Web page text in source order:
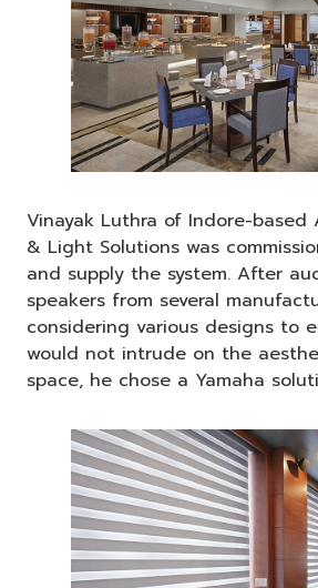
Vinayak Luthra of Indore-based
& Light Solutions was
and supply the system. After
speakers from several
considering various designs to
would not intrude on the
space, he chose a Yamaha